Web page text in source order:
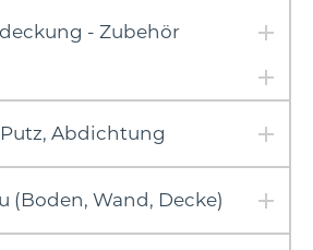
- Zubehör
Abdichtung
(Boden, Wand, Decke)